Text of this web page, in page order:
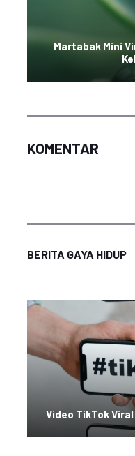
Martabak Mini
KOMENTAR
BERITA GAYA HIDUP
Video TikTok